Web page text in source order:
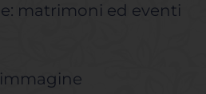
matrimoni ed eventi